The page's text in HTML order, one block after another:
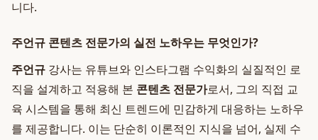
니다.
주언규 콘텐츠 전문가의 실전 노하우는 무엇인가?
주언규 강사는 유튜브와 인스타그램 수익화의 실질적인 로
직을 설계하고 적용해 본 콘텐츠 전문가로서, 그의 직접 교
육 시스템을 통해 최신 트렌드에 민감하게 대응하는 노하우
를 제공합니다. 이는 단순히 이론적인 지식을 넘어, 실제 수